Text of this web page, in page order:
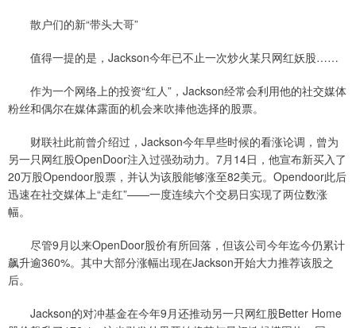
散户们的新“带头大哥”
值得一提的是，Jackson今年已不止一次炒火某只网红妖股……
作为一个网络上的投资“红人”，Jackson经常会利用他的社交媒体
粉丝和偶尔在媒体露面的机会来吹捧他选择的股票。
财联社此前曾介绍过，Jackson今年早些时候的看涨论调，曾为
另一只网红股OpenDoor注入过强劲动力。7月14日，他宣布新买入了
20万股Opendoor股票，并认为该股能够涨至82美元。Opendoor此后
迅速在社交媒体上“走红”——一度连续六个交易日实现了两位数涨
幅。
尽管9月以来OpenDoor股价有所回落，但该公司今年迄今仍累计
飙升逾360%。其中大部分涨幅出现在Jackson开始大力推荐该股之
后。
Jackson的对冲基金在今年9月还推动另一只网红股Better Home